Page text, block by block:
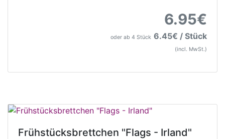
6.95€
oder ab 4 Stück 6.45€ / Stück
(incl. MwSt.)
Frühstücksbrettchen "Flags - Irland"